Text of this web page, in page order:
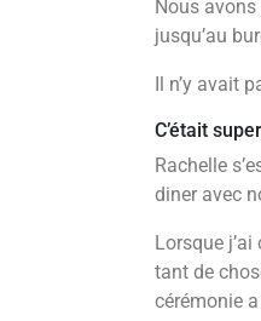
Nous
jusqu’au
Il n’y avait
C’était
Rachelle
diner avec
Lorsque
tant de
cérémonie